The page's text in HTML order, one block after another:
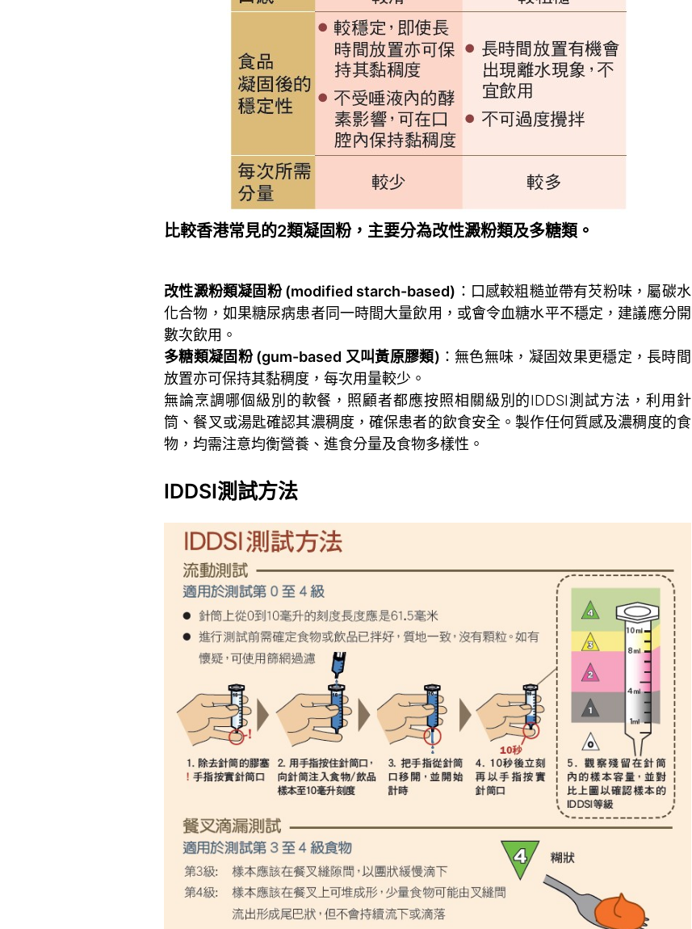
比較香港常見的2類凝固粉，主要分為改性澱粉類及多糖類。
改性澱粉類凝固粉 (modified starch-based) ：口感較粗糙並帶有芡粉味，屬碳水
化合物，如果糖尿病患者同一時間大量飲用，或會令血糖水平不穩定，建議應分開
數次飲用。
多糖類凝固粉 (gum-based 又叫黃原膠類) ：無色無味，凝固效果更穩定，長時間
放置亦可保持其黏稠度，每次用量較少。
無論烹調哪個級別的軟餐，照顧者都應按照相關級別的IDDSI測試方法，利用針
筒、餐叉或湯匙確認其濃稠度，確保患者的飲食安全。製作任何質感及濃稠度的食
物，均需注意均衡營養、進食分量及食物多樣性。
IDDSI測試方法